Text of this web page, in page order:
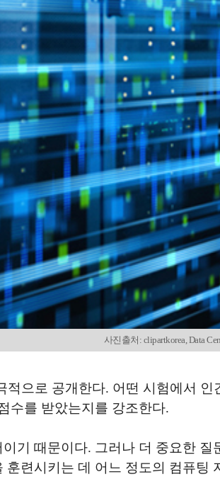
사진출처: clipartkorea, Data
으로 공개한다. 어떤 시험에서
수를 받았는지를 강조한다.
기 때문이다. 그러나 더 중요한
련시키는 데 어느 정도의 컴퓨